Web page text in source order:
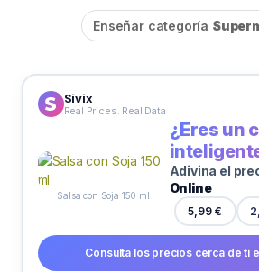
Enseñar categoría
Sivix
Real Prices. Real Data
Salsa con Soja 150 ml
¿Eres un
Adivina el
Online
5,99 €
Consulta los precios cerca de ti